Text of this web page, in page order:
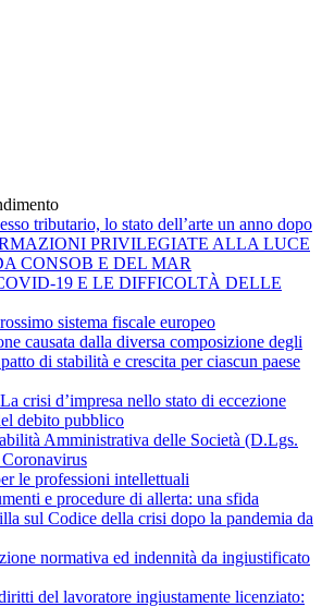
tributario, lo stato dell’arte un anno dopo
PRIVILEGIATE ALLA LUCE
CONSOB E DEL MAR
19 E LE DIFFICOLTÀ DELLE
sistema fiscale europeo
causata dalla diversa composizione degli
di stabilità e crescita per ciascun paese
crisi d’impresa nello stato di eccezione
debito pubblico
Amministrativa delle Società (D.Lgs.
le professioni intellettuali
e procedure di allerta: una sfida
sul Codice della crisi dopo la pandemia da
normativa ed indennità da ingiustificato
del lavoratore ingiustamente licenziato: